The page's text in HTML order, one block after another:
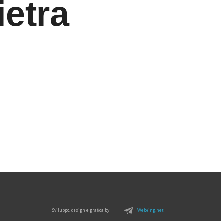
Sviluppo, design e grafica by 🔿 Webeing.net